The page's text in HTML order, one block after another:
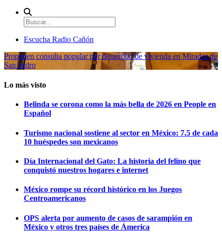
Escucha Radio Cañón
Proponen consulta popular por desarrollo de vivienda en Mirador de
San Isidro
Lo más visto
Belinda se corona como la más bella de 2026 en People en
Español
Turismo nacional sostiene al sector en México: 7.5 de cada
10 huéspedes son mexicanos
Día Internacional del Gato: La historia del felino que
conquistó nuestros hogares e internet
México rompe su récord histórico en los Juegos
Centroamericanos
OPS alerta por aumento de casos de sarampión en
México y otros tres países de Ámerica